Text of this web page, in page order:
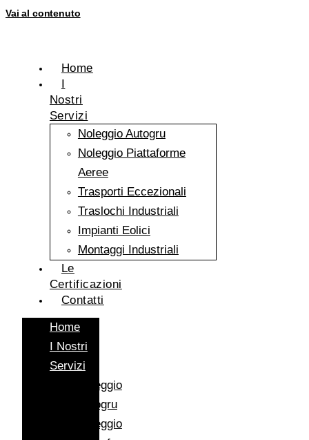
Vai al contenuto
Home
Nostri
Servizi
Noleggio Autogru
Noleggio Piattaforme
Aeree
Trasporti Eccezionali
Traslochi Industriali
Impianti Eolici
Montaggi Industriali
Le
Certificazioni
Contatti
Home
I Nostri
Servizi
Noleggio
Autogru
Noleggio